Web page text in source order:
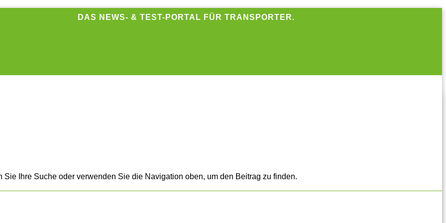
DAS NEWS- & TEST-PORTAL FÜR TRANSPORTER.
Ihre Suche oder verwenden Sie die Navigation oben, um den Beitrag zu finden.